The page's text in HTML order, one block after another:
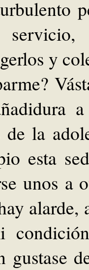
y
de la
esta
unos a
gustase